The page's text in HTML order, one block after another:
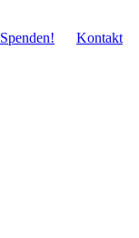
Spenden! Kontakt